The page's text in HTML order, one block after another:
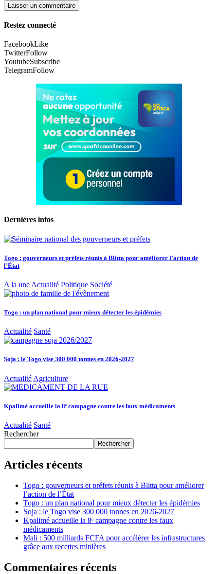
Restez connecté
FacebookLike
TwitterFollow
YoutubeSubscribe
TelegramFollow
Dernières infos
Togo : gouverneurs et préfets réunis à Blitta pour améliorer l’action de
l’État
A la une Actualité Politique Société
Togo : un plan national pour mieux détecter les épidémies
Actualité Santé
Soja : le Togo vise 300 000 tonnes en 2026-2027
Actualité Agriculture
Kpalimé accueille la 8ᵉ campagne contre les faux médicaments
Actualité Santé
Rechercher
Rechercher
Articles récents
Togo : gouverneurs et préfets réunis à Blitta pour améliorer
l’action de l’État
Togo : un plan national pour mieux détecter les épidémies
Soja : le Togo vise 300 000 tonnes en 2026-2027
Kpalimé accueille la 8ᵉ campagne contre les faux
médicaments
Mali : 500 milliards FCFA pour accélérer les infrastructures
grâce aux recettes minières
Commentaires récents